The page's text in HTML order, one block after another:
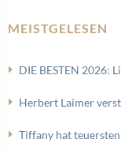
MEISTGELESEN
DIE BESTEN 2026:
Herbert Laimer
Tiffany hat